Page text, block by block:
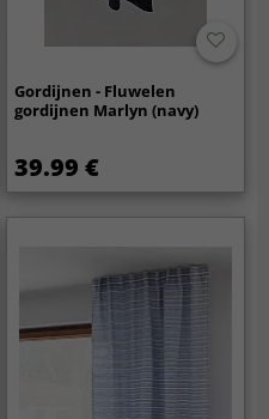
Gordijnen - Fluwelen
gordijnen Marlyn (navy)
39.99 €